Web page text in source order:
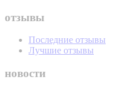
отзывы
Последние отзывы
Лучшие отзывы
новости